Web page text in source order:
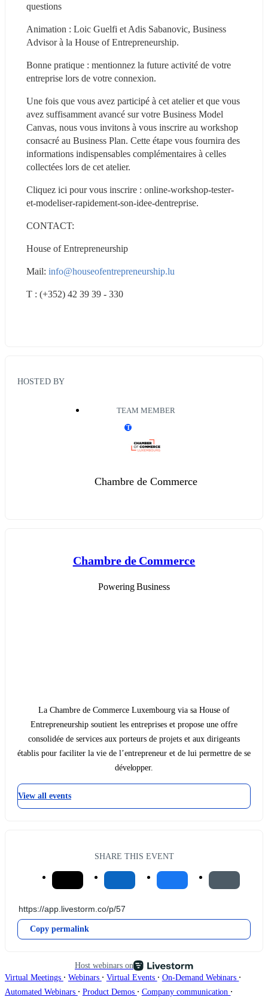
questions
Animation : Loic Guelfi et Adis Sabanovic, Business
Advisor à la House of Entrepreneurship.
Bonne pratique : mentionnez la future activité de votre
entreprise lors de votre connexion.
Une fois que vous avez participé à cet atelier et que vous
avez suffisamment avancé sur votre Business Model
Canvas, nous vous invitons à vous inscrire au workshop
consacré au Business Plan. Cette étape vous fournira des
informations indispensables complémentaires à celles
collectées lors de cet atelier.
Cliquez ici pour vous inscrire : online-workshop-tester-
et-modeliser-rapidement-son-idee-dentreprise.
CONTACT:
House of Entrepreneurship
Mail: info@houseofentrepreneurship.lu
T : (+352) 42 39 39 - 330
HOSTED BY
TEAM MEMBER
T
Chambre de Commerce
Chambre de Commerce
Powering Business
La Chambre de Commerce Luxembourg via sa House of
Entrepreneurship soutient les entreprises et propose une offre
consolidée de services aux porteurs de projets et aux dirigeants
établis pour faciliter la vie de l’entrepreneur et de lui permettre de se
développer.
View all events
SHARE THIS EVENT
Copy permalink
Host webinars on
Virtual Meetings ∙ Webinars ∙ Virtual Events ∙ On-Demand Webinars ∙
Automated Webinars ∙ Product Demos ∙ Company communication ∙